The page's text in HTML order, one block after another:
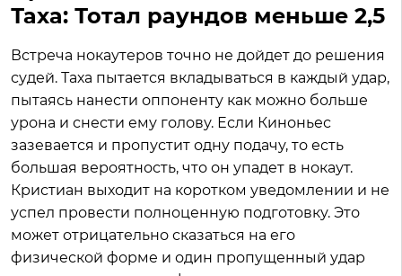
Таха: Тотал раундов меньше 2,5
Встреча нокаутеров точно не дойдет до решения
судей. Таха пытается вкладываться в каждый удар,
пытаясь нанести оппоненту как можно больше
урона и снести ему голову. Если Киноньес
зазевается и пропустит одну подачу, то есть
большая вероятность, что он упадет в нокаут.
Кристиан выходит на коротком уведомлении и не
успел провести полноценную подготовку. Это
может отрицательно сказаться на его
физической форме и один пропущенный удар